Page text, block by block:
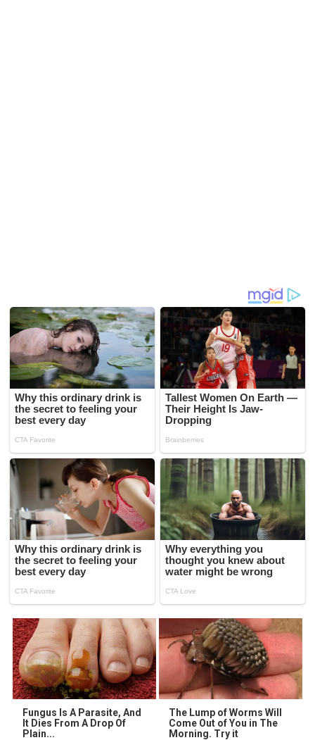
Fungus Is A Parasite, And
It Dies From A Drop Of
Plain...
The Lump of Worms Will
Come Out of You in The
Morning. Try it